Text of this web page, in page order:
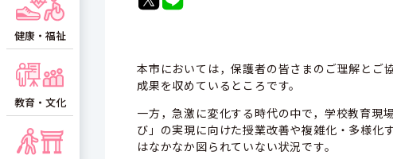
本市においては，保護者の皆さまのご理解とご
成果を収めているところです。
一方，急激に変化する時代の中で，学校教育現
び」の実現に向けた授業改善や複雑化・多様化
はなかなか図られていない状況です。
健康・福祉
教育・文化